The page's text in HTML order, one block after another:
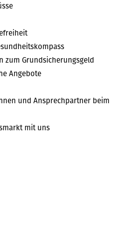
zum Grundsicherungsgeld
Angebote
und Ansprechpartner beim
mit uns